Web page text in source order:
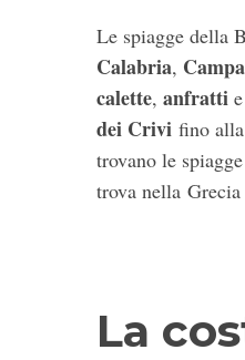
Le spiagge della
Calabria,
calette, anfratti e
dei Crivi fino
trovano le
trova nella
La
a